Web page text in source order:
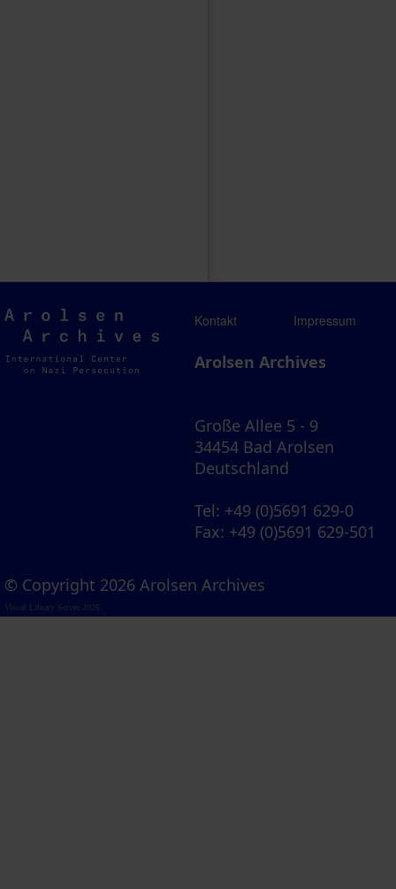
Arolsen
Archives
Kontakt Impressum
Arolsen Archives
Große Allee 5 - 9
34454 Bad Arolsen
Deutschland
Tel: +49 (0)5691 629-0
Fax: +49 (0)5691 629-501
© Copyright 2026 Arolsen Archives
Visual Library Server 2026